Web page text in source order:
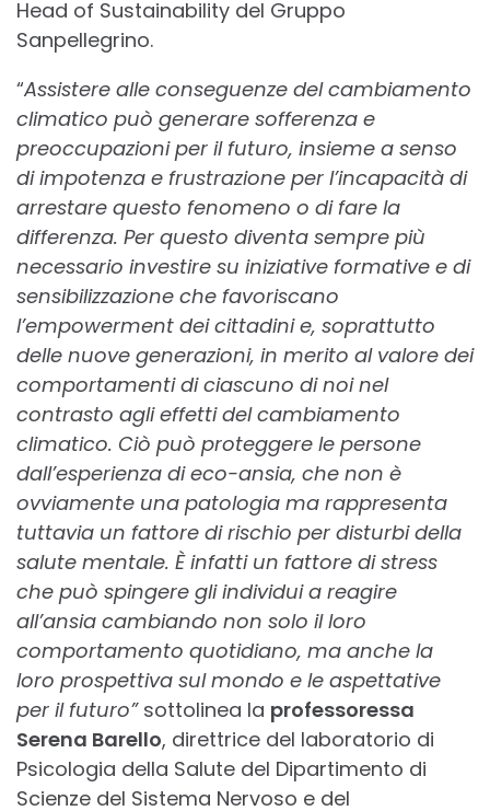
Head of Sustainability del Gruppo
Sanpellegrino.
“Assistere alle conseguenze del cambiamento
climatico può generare sofferenza e
preoccupazioni per il futuro, insieme a senso
di impotenza e frustrazione per l’incapacità di
arrestare questo fenomeno o di fare la
differenza. Per questo diventa sempre più
necessario investire su iniziative formative e di
sensibilizzazione che favoriscano
l’empowerment dei cittadini e, soprattutto
delle nuove generazioni, in merito al valore dei
comportamenti di ciascuno di noi nel
contrasto agli effetti del cambiamento
climatico. Ciò può proteggere le persone
dall’esperienza di eco-ansia, che non è
ovviamente una patologia ma rappresenta
tuttavia un fattore di rischio per disturbi della
salute mentale. È infatti un fattore di stress
che può spingere gli individui a reagire
all’ansia cambiando non solo il loro
comportamento quotidiano, ma anche la
loro prospettiva sul mondo e le aspettative
per il futuro”sottolinea la professoressa
Serena Barello, direttrice del laboratorio di
Psicologia della Salute del Dipartimento di
Scienze del Sistema Nervoso e del